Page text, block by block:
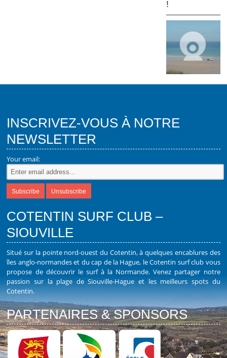
!
INSCRIVEZ-VOUS À NOTRE
NEWSLETTER
Your email:
COTENTIN SURF CLUB –
SIOUVILLE
Situé sur la pointe nord-ouest du Cotentin, à quelques encablures des
îles anglo-normandes et du cap de la Hague, le Cotentin surf club vous
propose de découvrir le surf à la Normande. Venez partager notre
passion sur la plage de Siouville-Hague et les meilleurs spots du
Cotentin.
PARTENAIRES & SPONSORS